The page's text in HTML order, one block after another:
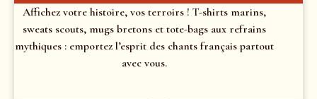
Affichez votre histoire, vos terroirs ! T-shirts marins,
sweats scouts, mugs bretons et tote-bags aux refrains
mythiques : emportez l’esprit des chants français partout
avec vous.